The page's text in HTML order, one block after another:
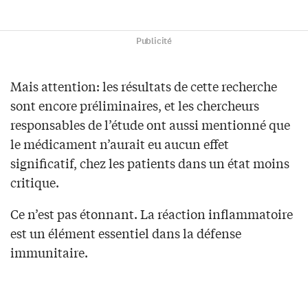
Publicité
Mais attention: les résultats de cette recherche
sont encore préliminaires, et les chercheurs
responsables de l’étude ont aussi mentionné que
le médicament n’aurait eu aucun effet
significatif, chez les patients dans un état moins
critique.
Ce n’est pas étonnant. La réaction inflammatoire
est un élément essentiel dans la défense
immunitaire.